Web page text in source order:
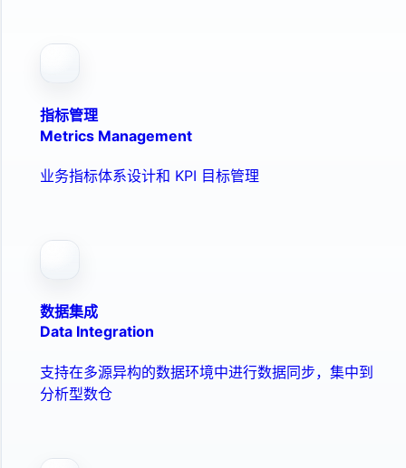
指标管理
Metrics Management
业务指标体系设计和 KPI 目标管理
数据集成
Data Integration
支持在多源异构的数据环境中进行数据同步，集中到
分析型数仓